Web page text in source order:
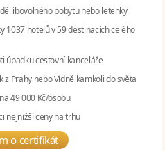
libovolného pobytu nebo letenky
1037 hotelů v 59 destinacích celého
úpadku cestovní kanceláře
Prahy nebo Vídně kamkoli do světa
49 000 Kč/osobu
nejnižší ceny na trhu
o certifikát